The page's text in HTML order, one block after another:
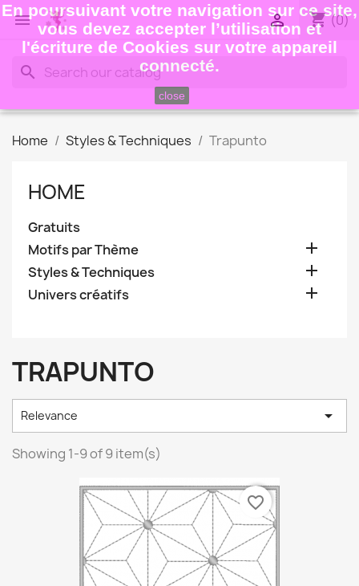
En poursuivant votre navigation sur ce site,
vous devez accepter l’utilisation et
l'écriture de Cookies sur votre appareil
connecté.
close
 shopping_cart(0)

search
Home Styles & Techniques Trapunto
HOME
Gratuits
Motifs par Thème

Styles & Techniques 
Univers créatifs 
TRAPUNTO
Relevance 
Showing 1-9 of 9 item(s)
favorite_border